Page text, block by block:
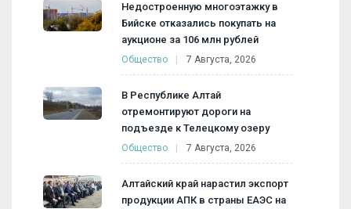
Недостроенную многоэтажку в
Бийске отказались покупать на
аукционе за 106 млн рублей
Общество 7 Августа, 2026
В Республике Алтай
отремонтируют дороги на
подъезде к Телецкому озеру
Общество 7 Августа, 2026
Алтайский край нарастил экспорт
продукции АПК в страны ЕАЭС на